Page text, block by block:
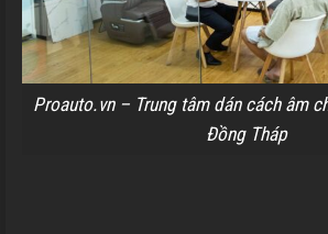
Proauto.vn – Trung tâm dán cách âm
Đồng Tháp